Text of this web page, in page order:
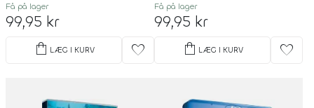
Få på lager
99,95 kr
shopping_bag LÆG I KURV favorite
Få på lager
99,95 kr
shopping_bag LÆG I KURV favorite